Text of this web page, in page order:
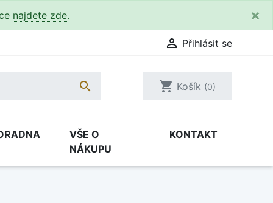
najdete zde. ×
 Přihlásit se
 shopping_cart Košík (0)
VŠE O
NÁKUPU
KONTAKT